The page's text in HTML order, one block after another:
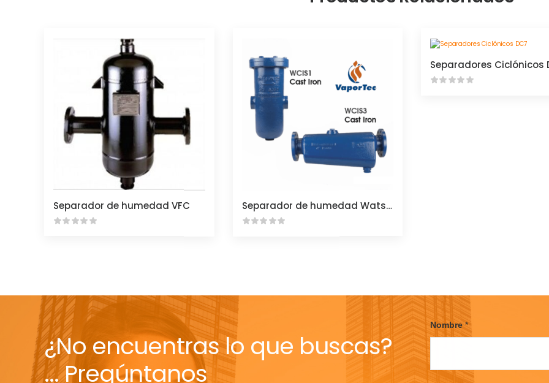
Separador de humedad VFC Separador de humedad Watson WCIS
Separadores Ciclónicos
¿No encuentras lo que buscas?
... Pregúntanos
Nombre *